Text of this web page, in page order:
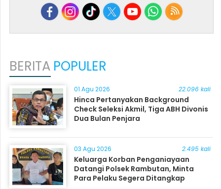
BERITA POPULER
01 Agu 2026 22.096 kali
Hinca Pertanyakan Background
Check Seleksi Akmil, Tiga ABH Divonis
Dua Bulan Penjara
03 Agu 2026 2.495 kali
Keluarga Korban Penganiayaan
Datangi Polsek Rambutan, Minta
Para Pelaku Segera Ditangkap